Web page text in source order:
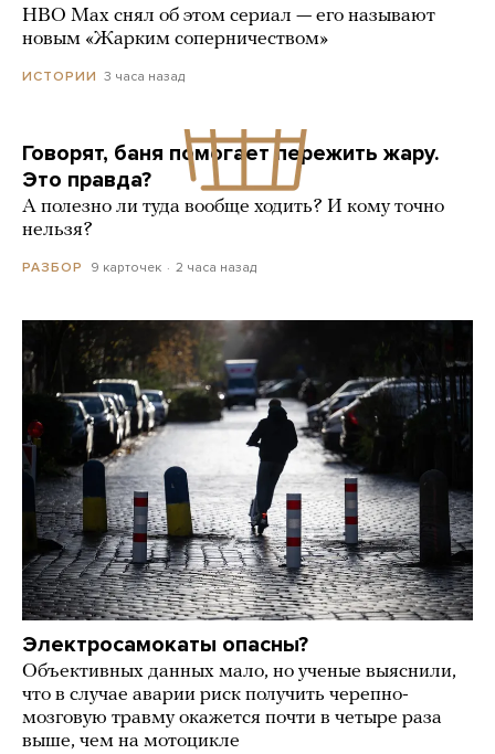
HBO Max снял об этом сериал — его называют
новым «Жарким соперничеством»
ИСТОРИИ 3 часа назад
Говорят, баня помогает пережить жару.
Это правда?
А полезно ли туда вообще ходить? И кому точно
нельзя?
РАЗБОР 9 карточек 2 часа назад
Электросамокаты опасны?
Объективных данных мало, но ученые выяснили,
что в случае аварии риск получить черепно-
мозговую травму окажется почти в четыре раза
выше, чем на мотоцикле